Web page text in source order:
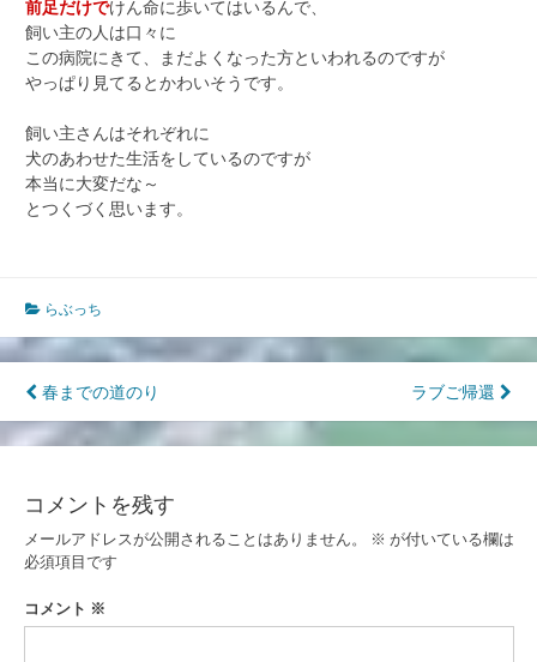
前足だけでけん命に歩いてはいるんで、
飼い主の人は口々に
この病院にきて、まだよくなった方といわれるのですが
やっぱり見てるとかわいそうです。
飼い主さんはそれぞれに
犬のあわせた生活をしているのですが
本当に大変だな～
とつくづく思います。
らぶっち
投
稿
ビ
ゲ
ー
シ
春までの道のり ラブご帰還
コメントを残す
メールアドレスが公開されることはありません。 ※ が付いている欄は
必須項目です
コメント ※